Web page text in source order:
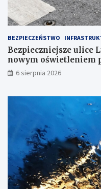
BEZPIECZEŃSTWO
Bezpieczniejsze ulice
nowym oświetleniem
6 sierpnia 2026